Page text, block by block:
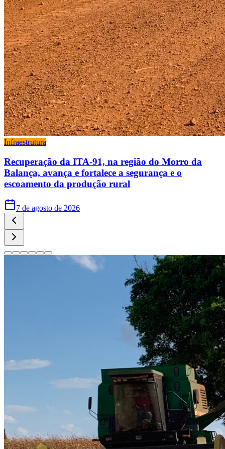
Infraestrutura
Recuperação da ITA-91, na região do Morro da
Balança, avança e fortalece a segurança e o
escoamento da produção rural
7 de agosto de 2026